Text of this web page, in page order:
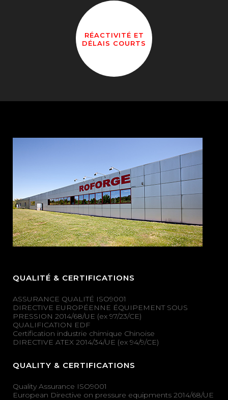
RÉACTIVITÉ ET
DÉLAIS COURTS
QUALITÉ & CERTIFICATIONS
ASSURANCE QUALITÉ ISO9001
DIRECTIVE EUROPÉENNE ÉQUIPEMENT SOUS
PRESSION 2014/68/UE (ex 97/23/CE)
QUALIFICATION EDF
Certification industrie chimique Chinoise
DIRECTIVE ATEX 2014/34/UE (ex 94/9/CE)
QUALITY & CERTIFICATIONS
Quality Assurance ISO9001
European Directive on pressure equipments 2014/68/UE